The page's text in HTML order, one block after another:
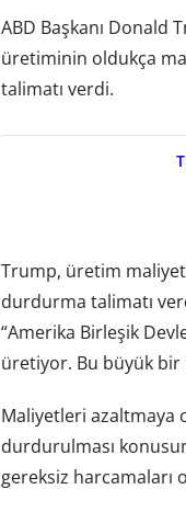
ABD Başkanı Donald
üretiminin oldukça
talimatı verdi.
Trump, üretim
durdurma talimatı
“Amerika Birleşik
üretiyor. Bu büyük bir
Maliyetleri azaltmaya
durdurulması
gereksiz harcamaları